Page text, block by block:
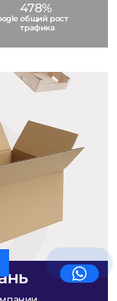
478%
общий рост
трафика